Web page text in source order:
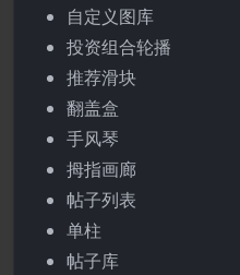
自定义图库
投资组合轮播
推荐滑块
翻盖盒
手风琴
拇指画廊
帖子列表
单柱
帖子库